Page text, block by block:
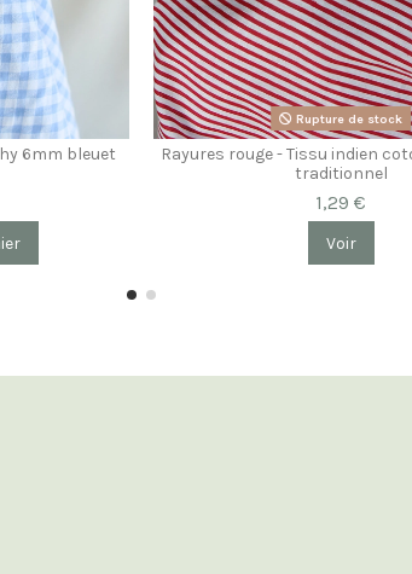
6mm bleuet
Rupture de stock
Rayures rouge - Tissu indien
traditionnel
1,29 €
Voir